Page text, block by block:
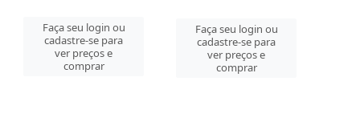
Faça seu login ou
cadastre-se para
ver preços e
comprar
Faça seu login ou
cadastre-se para
ver preços e
comprar